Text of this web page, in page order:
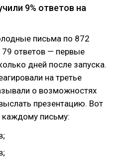
9% ответов на
письма по 872
ответов — первые
дней после запуска.
на третье
о возможностях
презентацию. Вот
каждому письму: